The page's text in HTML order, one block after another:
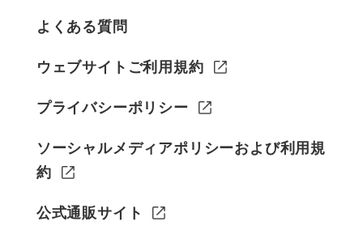
よくある質問
ウェブサイトご利用規約
プライバシーポリシー
ソーシャルメディアポリシーおよび利用規
約
公式通販サイト